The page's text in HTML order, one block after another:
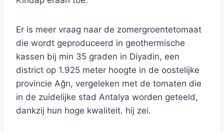
Er is meer vraag naar de zomergroentetomaat
die wordt geproduceerd in geothermische
kassen bij min 35 graden in Diyadin, een
district op 1.925 meter hoogte in de oostelijke
provincie Ağrı, vergeleken met de tomaten die
in de zuidelijke stad Antalya worden geteeld,
dankzij hun hoge kwaliteit. hij zei.